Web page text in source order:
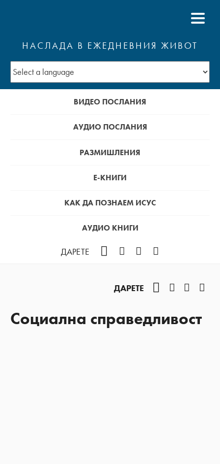
НАСЛАДА В ЕЖЕДНЕВНИЯ ЖИВОТ
ВИДЕО ПОСЛАНИЯ
АУДИО ПОСЛАНИЯ
РАЗМИШЛЕНИЯ
Е-КНИГИ
КАК ДА ПОЗНАЕМ ИСУС
АУДИО КНИГИ
ДАРЕТЕ FacebookInstagram
YouTube
ДАРЕТЕ FacebookInstagram
Социална справедливост